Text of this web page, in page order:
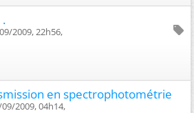
2009, 22h56,
en spectrophotométrie
2009, 04h14,